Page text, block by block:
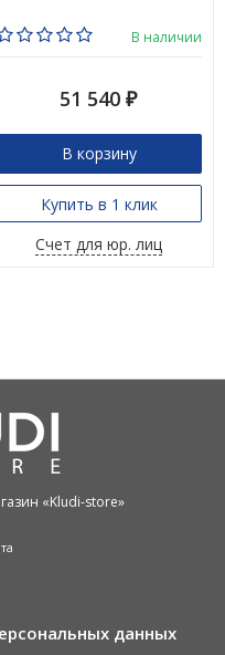
В наличии
51 540 ₽
В корзину
Купить в 1 клик
Счет для юр. лиц
«Kludi-store»
данных